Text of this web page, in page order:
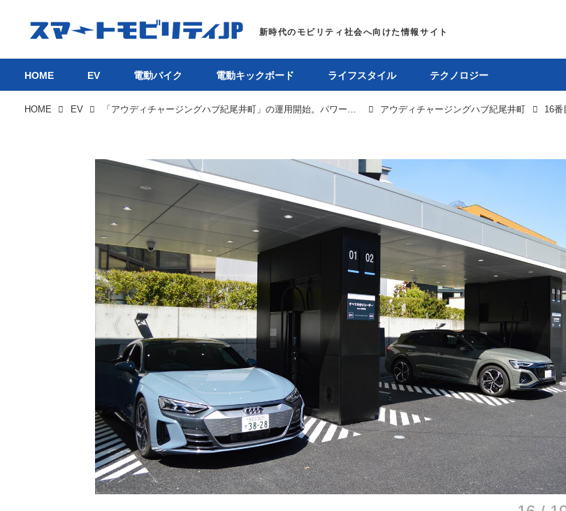
HOME
EV
電動バイク
電動キックボード
ライフスタイル
HOME EV 電動バイク 電動キックボード ライフスタイル テクノロジー
HOME EV 「アウディチャージングハブ紀尾井町」の運用開始。パワーエックス製急速充電器を採用 アウディチャージングハブ紀尾井町 16番